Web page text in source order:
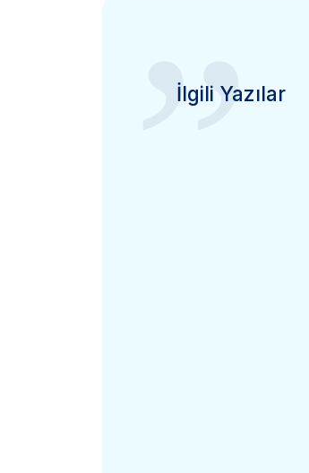
”
İlgili Yazılar